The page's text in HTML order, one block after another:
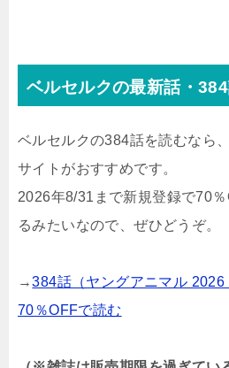
ベルセルクの最新話・
ベルセルクの384話を読むなら、
サイトがおすすめです。
2026年8/31まで新規登録で70
るみたいなので、ぜひどうぞ。
→384話（ヤングアニマル
70％OFFで読む